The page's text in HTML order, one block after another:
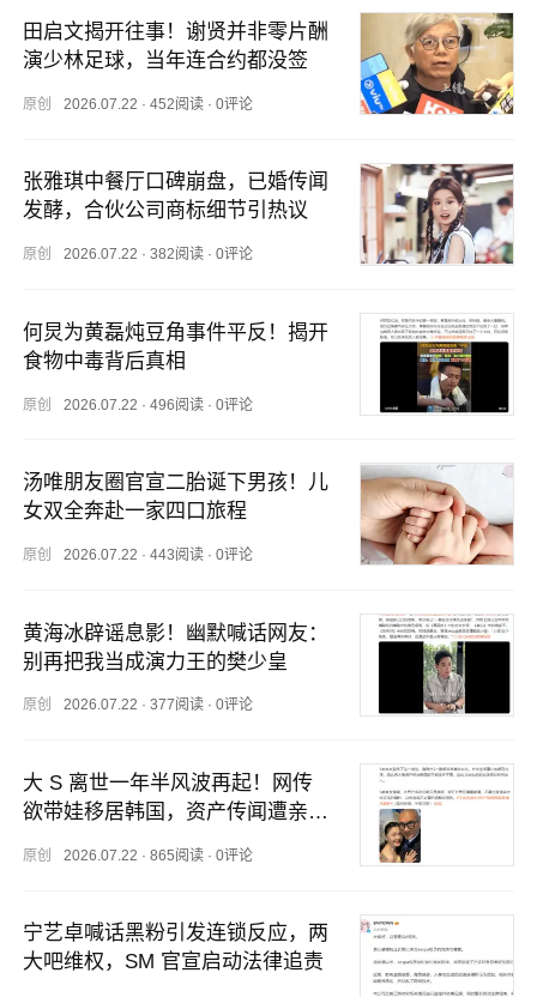
田启文揭开往事！谢贤并非零片酬
演少林足球，当年连合约都没签
原创 2026.07.22 · 452阅读· 0评论
张雅琪中餐厅口碑崩盘，已婚传闻
发酵，合伙公司商标细节引热议
原创 2026.07.22 · 382阅读· 0评论
何炅为黄磊炖豆角事件平反！揭开
食物中毒背后真相
原创 2026.07.22 · 496阅读· 0评论
汤唯朋友圈官宣二胎诞下男孩！儿
女双全奔赴一家四口旅程
原创 2026.07.22 · 443阅读· 0评论
黄海冰辟谣息影！幽默喊话网友：
别再把我当成演力王的樊少皇
原创 2026.07.22 · 377阅读· 0评论
大 S 离世一年半风波再起！网传
欲带娃移居韩国，资产传闻遭亲友
原创 2026.07.22 · 865阅读· 0评论
宁艺卓喊话黑粉引发连锁反应，两
大吧维权，SM 官宣启动法律追责